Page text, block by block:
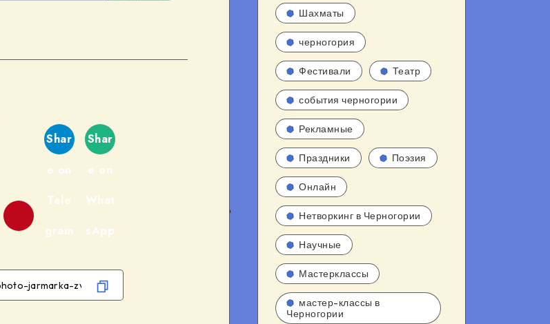
Shar
e on
Tele
gram
Shar
e on
What
sApp
Шахматы
черногория
Фестивали Театр
события черногории
Рекламные
Праздники Поэзия
Онлайн
Нетворкинг в Черногории
Научные
Мастерклассы
мастер-классы в
Черногории